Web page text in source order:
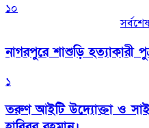
১০
নাগরপুরে শাশুড়ি হত্যাকারী
১
তরুণ আইটি উদ্যোক্তা ও